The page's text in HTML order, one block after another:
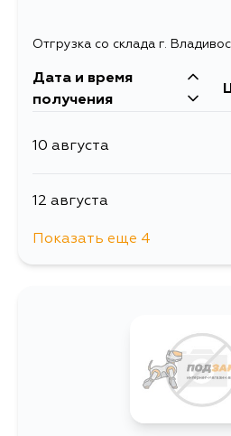
1 сентября
5 сентября
Отгрузка со склада г.
Дата и время
получения
10 августа
12 августа
Показать еще 4